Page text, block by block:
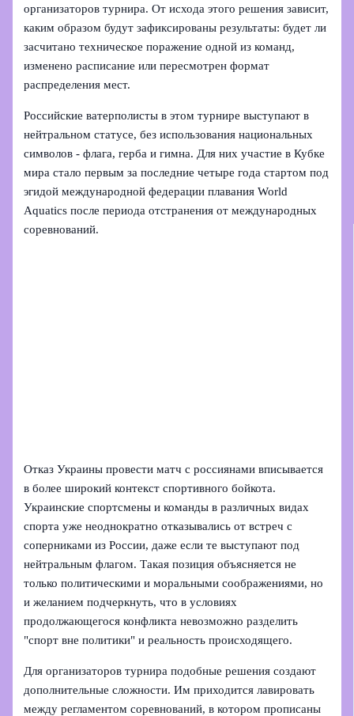
организаторов турнира. От исхода этого решения зависит,
каким образом будут зафиксированы результаты: будет ли
засчитано техническое поражение одной из команд,
изменено расписание или пересмотрен формат
распределения мест.
Российские ватерполисты в этом турнире выступают в
нейтральном статусе, без использования национальных
символов - флага, герба и гимна. Для них участие в Кубке
мира стало первым за последние четыре года стартом под
эгидой международной федерации плавания World
Aquatics после периода отстранения от международных
соревнований.
Отказ Украины провести матч с россиянами вписывается
в более широкий контекст спортивного бойкота.
Украинские спортсмены и команды в различных видах
спорта уже неоднократно отказывались от встреч с
соперниками из России, даже если те выступают под
нейтральным флагом. Такая позиция объясняется не
только политическими и моральными соображениями, но
и желанием подчеркнуть, что в условиях
продолжающегося конфликта невозможно разделить
"спорт вне политики" и реальность происходящего.
Для организаторов турнира подобные решения создают
дополнительные сложности. Им приходится лавировать
между регламентом соревнований, в котором прописаны